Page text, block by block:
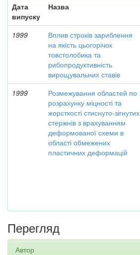
Дата
випуску
Назва
1999
Вплив строків зариблення
на якість цьогорічок
товстолобика та
рибопродуктивність
вирощувальних ставів
1999
Розмежування областей по
розрахунку міцності та
жорсткості стиснуто-зігнутих
стержнів з врахуванням
деформованої схеми в
області обмежених
пластичних деформацій
Перегляд
Автор